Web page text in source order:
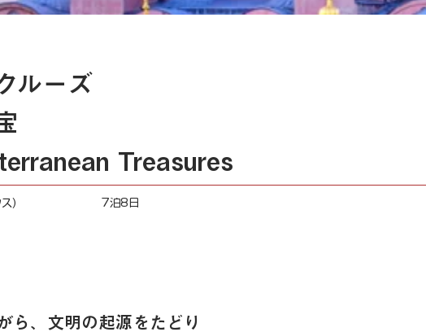
ら、文明の起源をたどり
ルーズ
Treasures
) 7泊8日